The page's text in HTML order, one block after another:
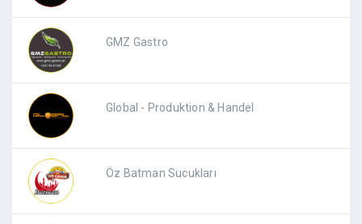
GMZ Gastro
Global - Produktion & Handel
Öz Batman Sucukları